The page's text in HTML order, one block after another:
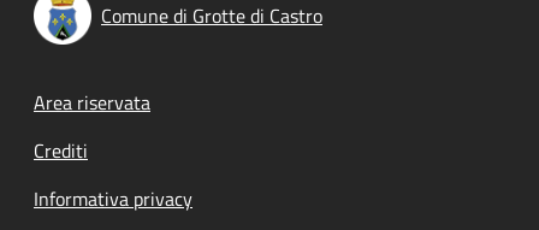
Comune di Grotte di Castro
Footer menu
Area riservata
Crediti
Informativa privacy